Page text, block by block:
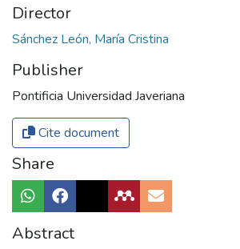
Director
Publisher
Pontificia Universidad Javeriana
Cite document
Share
Abstract